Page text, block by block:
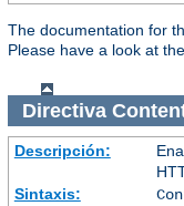
The documentation for
Please have a look at
Directiva
Descripción:
Sintaxis: